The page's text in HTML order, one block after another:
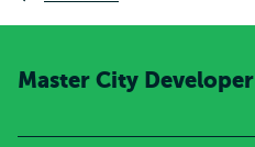
Master City Developer